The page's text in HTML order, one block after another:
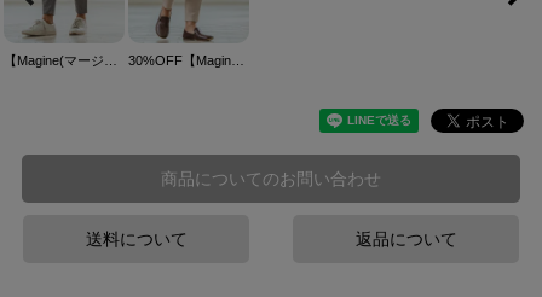
商品についてのお問い合わせ
送料について 返品について